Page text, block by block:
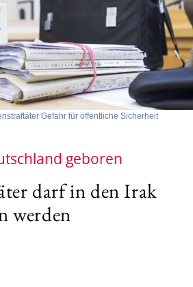
Gefahr für öffentliche Sicherheit
geboren
darf in den Irak
werden